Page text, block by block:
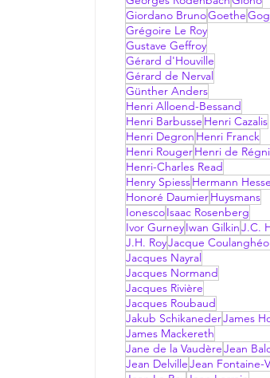
Giordano BrunoGoethe
Grégoire Le Roy
Gustave Geffroy
Gérard d'Houville
Gérard de Nerval
Günther Anders
Henri Alloend-Bessand
Henri Barbusse Henri Cazalis
Henri Degron Henri Franck
Henri RougerHenri de
Henri-Charles Read
Henry SpiessHermann
Honoré DaumierHuysmans
IonescoIsaac Rosenberg
Ivor GurneyIwan GilkinJ.C.
J.H. RoyJacque
Jacques Nayral
Jacques Normand
Jacques Rivière
Jacques Roubaud
Jakub SchikanederJames
James Mackereth
Jane de la VaudèreJean
Jean DelvilleJean Fontaine-